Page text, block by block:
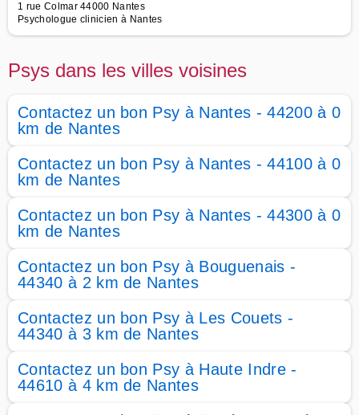
1 rue Colmar 44000 Nantes
Psychologue clinicien à Nantes
Psys dans les villes voisines
Contactez un bon Psy à Nantes - 44200 à 0
km de Nantes
Contactez un bon Psy à Nantes - 44100 à 0
km de Nantes
Contactez un bon Psy à Nantes - 44300 à 0
km de Nantes
Contactez un bon Psy à Bouguenais -
44340 à 2 km de Nantes
Contactez un bon Psy à Les Couets -
44340 à 3 km de Nantes
Contactez un bon Psy à Haute Indre -
44610 à 4 km de Nantes